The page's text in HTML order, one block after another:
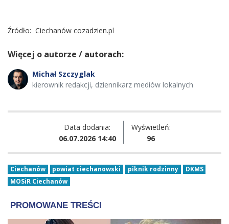
Źródło: Ciechanów cozadzien.pl
Więcej o autorze / autorach:
Michał Szczyglak
kierownik redakcji, dziennikarz mediów lokalnych
Data dodania:
06.07.2026 14:40
Wyświetleń:
96
Ciechanów powiat ciechanowski piknik rodzinny
DKMS
MOSiR Ciechanów